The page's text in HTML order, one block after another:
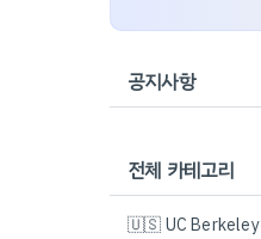
공지사항
전체 카테고리
🇺🇸 UC Berkeley